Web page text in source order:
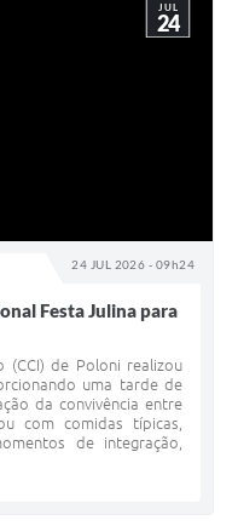
24 JUL 2026 - 09h24
JUL
24
Festa Julina para
(CCI) de Poloni realizou
uma tarde de
da convivência entre
com comidas típicas,
de integração,